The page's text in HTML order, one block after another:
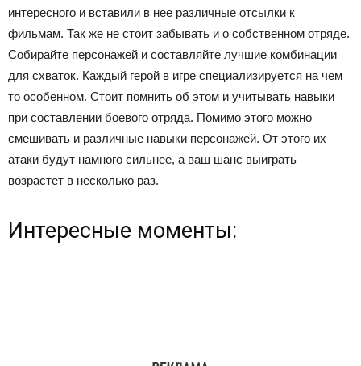
интересного и вставили в нее различные отсылки к
фильмам. Так же не стоит забывать и о собственном отряде.
Собирайте персонажей и составляйте лучшие комбинации
для схваток. Каждый герой в игре специализируется на чем
то особенном. Стоит помнить об этом и учитывать навыки
при составлении боевого отряда. Помимо этого можно
смешивать и различные навыки персонажей. От этого их
атаки будут намного сильнее, а ваш шанс выиграть
возрастет в несколько раз.
Интересные моменты: